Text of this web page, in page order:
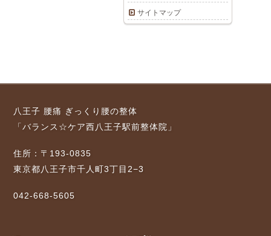
サイトマップ
八王子 腰痛 ぎっくり腰の整体
「バランス☆ケア西八王子駅前整体院」
住所：〒193-0835
東京都八王子市千人町3丁目2−3
042-668-5605